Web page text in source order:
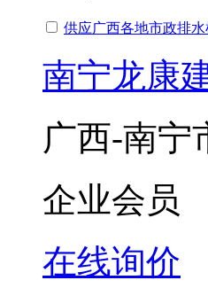
供应广西各地市政排
南宁龙康
广西-南宁
企业会员
在线询价